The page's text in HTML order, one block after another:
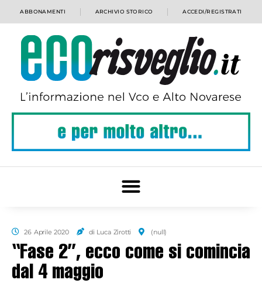
ABBONAMENTI ARCHIVIO STORICO ACCEDI/REGISTRATI
26 Aprile 2020 di Luca Zirotti (null)
“Fase 2”, ecco come si comincia
dal 4 maggio